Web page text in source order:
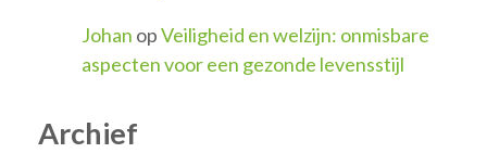
Johan opVeiligheid en welzijn: onmisbare
aspecten voor een gezonde levensstijl
Archief